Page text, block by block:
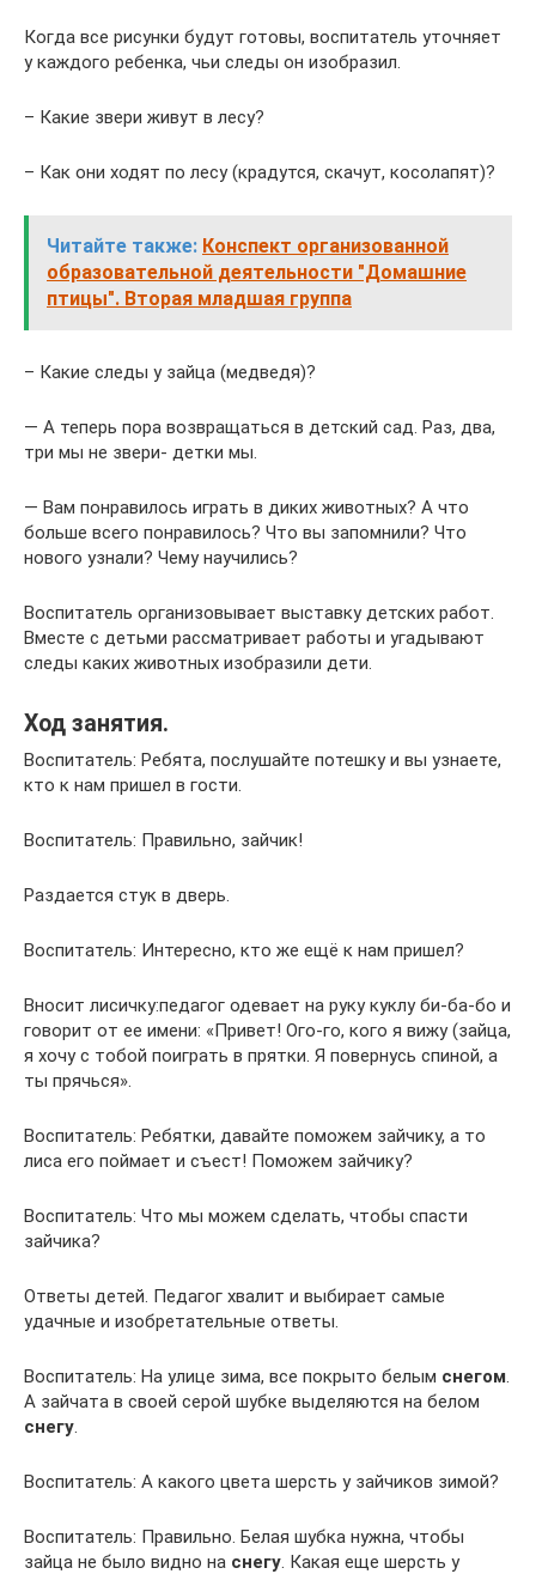
Когда все рисунки будут готовы, воспитатель уточняет
у каждого ребенка, чьи следы он изобразил.
– Какие звери живут в лесу?
– Как они ходят по лесу (крадутся, скачут, косолапят)?
Читайте также: Конспект организованной
образовательной деятельности "Домашние
птицы". Вторая младшая группа
– Какие следы у зайца (медведя)?
— А теперь пора возвращаться в детский сад. Раз, два,
три мы не звери- детки мы.
— Вам понравилось играть в диких животных? А что
больше всего понравилось? Что вы запомнили? Что
нового узнали? Чему научились?
Воспитатель организовывает выставку детских работ.
Вместе с детьми рассматривает работы и угадывают
следы каких животных изобразили дети.
Ход занятия.
Воспитатель: Ребята, послушайте потешку и вы узнаете,
кто к нам пришел в гости.
Воспитатель: Правильно, зайчик!
Раздается стук в дверь.
Воспитатель: Интересно, кто же ещё к нам пришел?
Вносит лисичку:педагог одевает на руку куклу би-ба-бо и
говорит от ее имени: «Привет! Ого-го, кого я вижу (зайца,
я хочу с тобой поиграть в прятки. Я повернусь спиной, а
ты прячься».
Воспитатель: Ребятки, давайте поможем зайчику, а то
лиса его поймает и съест! Поможем зайчику?
Воспитатель: Что мы можем сделать, чтобы спасти
зайчика?
Ответы детей. Педагог хвалит и выбирает самые
удачные и изобретательные ответы.
Воспитатель: На улице зима, все покрыто белым снегом
А зайчата в своей серой шубке выделяются на белом
снегу
Воспитатель: А какого цвета шерсть у зайчиков зимой?
Воспитатель: Правильно. Белая шубка нужна, чтобы
зайца не было видно на снегу . Какая еще шерсть у